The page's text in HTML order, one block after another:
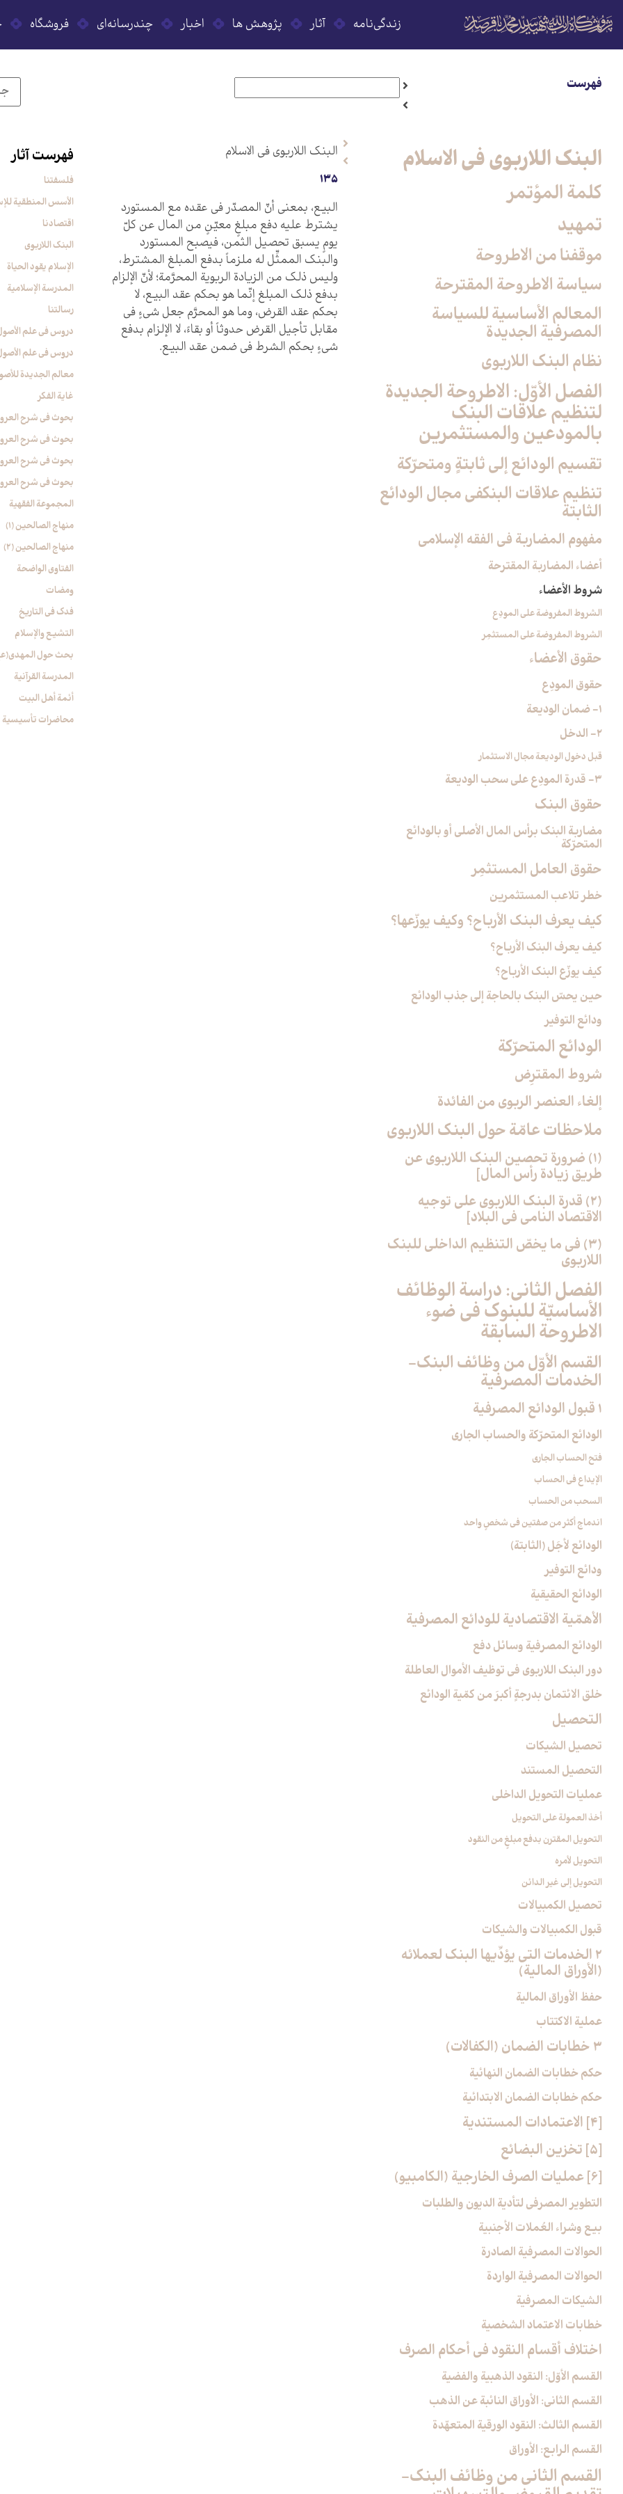
زندگی‌نامه آثار پژوهش ها اخبار چندرسانه‌ای فروشگاه
فهرست
البنک اللاربوی فی الاسلام
كلمة المؤتمر
تمهيد
موقفنا من الاطروحة
سياسة الاطروحة المقترحة
المعالم الأساسية للسياسة
المصرفية الجديدة
نظام البنك اللاربوي‏
الفصل الأوّل: الاطروحة الجديدة
لتنظيم علاقات البنك
بالمودعين والمستثمرين‏
تقسيم الودائع إلى ثابتةٍ ومتحرّكة
تنظيم علاقات البنك‏في مجال الودائع
الثابتة
مفهوم المضاربة في الفقه الإسلامي
أعضاء المضاربة المقترحة
شروط الأعضاء
الشروط المفروضة على المودِع
الشروط المفروضة على المستثمِر
حقوق الأعضاء
حقوق المودِع
1- ضمان الوديعة
2- الدخل
قبل دخول الوديعة مجال الاستثمار
3- قدرة المودِع على سحب الوديعة
حقوق البنك
مضاربة البنك برأس المال الأصلي أو بالودائع
المتحرّكة
حقوق العامل المستثمِر
خطر تلاعب المستثمرين
كيف يعرف البنك الأرباح؟ وكيف يوزّعها؟
كيف يعرف البنك الأرباح؟
كيف يوزّع البنك الأرباح؟
حين يحسّ البنك بالحاجة إلى جذب الودائع
ودائع التوفير
الودائع المتحرّكة
شروط المقترِض
إلغاء العنصر الربوي من الفائدة
ملاحظات عامّة حول البنك اللاربوي‏
(1) ضرورة تحصين البنك اللاربوي عن
طريق زيادة رأس المال‏]
(2) قدرة البنك اللاربوي على توجيه
الاقتصاد النامي في البلاد]
(3) في ما يخصّ التنظيم الداخلي للبنك
اللاربوي‏
الفصل الثاني: دراسة الوظائف
الأساسيّة للبنوك في ضوء
الاطروحة السابقة
القسم الأوّل من وظائف البنك-
الخدمات المصرفية
1 قبول الودائع المصرفية
الودائع المتحرّكة والحساب الجاري
فتح الحساب الجاري
الإيداع في الحساب
السحب من الحساب
اندماج أكثر من صفتين في شخصٍ واحد
الودائع لأجَل (الثابتة)
ودائع التوفير
الودائع الحقيقية
الأهمّية الاقتصادية للودائع المصرفية
الودائع المصرفية وسائل دفع
دور البنك اللاربوي في توظيف الأموال العاطلة
خلق الائتمان بدرجةٍ أكبرَ من كمّية الودائع
التحصيل‏
تحصيل الشيكات
التحصيل المستند
عمليات التحويل الداخلي
أخذ العمولة على التحويل
التحويل المقترن بدفع مبلغٍ من النقود
التحويل لأمره
التحويل إلى غير الدائن
تحصيل الكمبيالات
قبول الكمبيالات والشيكات
2 الخدمات التي يؤدِّيها البنك لعملائه
(الأوراق المالية)
حفظ الأوراق المالية
عملية الاكتتاب
3 خطابات الضمان (الكفالات)
حكم خطابات الضمان النهائية
حكم خطابات الضمان الابتدائية
[4] الاعتمادات المستندية
[5] تخزين البضائع‏
[6] عمليات الصرف الخارجية (الكامبيو)
التطوير المصرفي لتأدية الديون والطلبات
بيع وشراء العُملات الأجنبية
الحوالات المصرفية الصادرة
الحوالات المصرفية الواردة
الشيكات المصرفية
خطابات الاعتماد الشخصية
اختلاف أقسام النقود في أحكام الصرف‏
القسم الأوّل: النقود الذهبية والفضية
القسم الثاني: الأوراق النائبة عن الذهب
القسم الثالث: النقود الورقية المتعهّدة
القسم الرابع: الأوراق
القسم الثاني من وظائف البنك-
البنك اللاربوي في ‏الاسلام‏
135
البيع، بمعنى أنّ المصدّر في عقده مع المستورد
يشترط عليه دفع مبلغٍ معيّنٍ من المال عن كلّ
يومٍ يسبق تحصيل الثمن، فيصبح المستورد
والبنك الممثِّل له ملزماً بدفع المبلغ المشترط،
وليس ذلك من الزيادة الربوية المحرَّمة؛ لأنّ الإلزام
بدفع ذلك المبلغ إنّما هو بحكم عقد البيع، لا
بحكم عقد القرض، وما هو المحرَّم جعل شي‏ءٍ في
مقابل تأجيل القرض حدوثاً أو بقاءً، لا الإلزام بدفع
شي‏ءٍ بحكم الشرط في ضمن عقد البيع.
فهرست آثار
فلسفتنا
الأسس المنطقیة
اقتصادنا
البنک اللاربوی
الإسلام یقود الحیاة
المدرسة الإسلامیة
رسالتنا
دروس فی علم الأصول
دروس فی علم الأصول
معالم الجدیدة
غایة الفکر
بحوث في شرح العروة
بحوث في شرح العروة
بحوث في شرح العروة
بحوث في شرح العروة
المجموعة الفقهیة
منهاج الصالحین (1)
منهاج الصالحین (2)
الفتاوی الواضحة
ومضات
فدک فی التاریخ
التشیع والإسلام
بحث حول
المدرسة القرآنیة
أئمة أهل البیت
محاضرات تأسیسیة